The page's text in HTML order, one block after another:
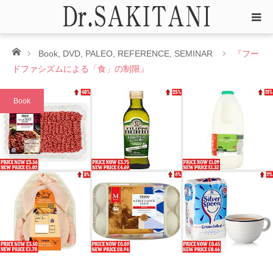
ホームBook DVD PALEO REFERENCE SEMINAR
『フー
ドファシズムによる「食」の制限』
Book